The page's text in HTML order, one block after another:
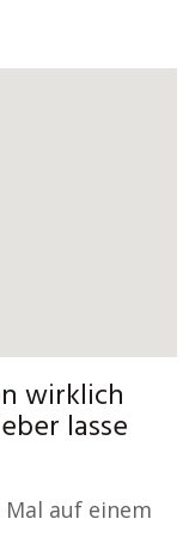
wirklich
lasse
auf einem